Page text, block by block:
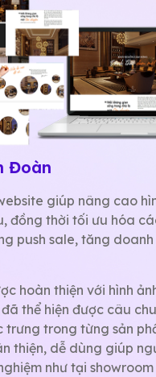
Đoàn
giúp nâng cao
đồng thời tối ưu hóa
push sale, tăng
hoàn thiện với hình
thể hiện được câu
trưng trong từng sản
thiện, dễ dùng giúp
như tại showroom